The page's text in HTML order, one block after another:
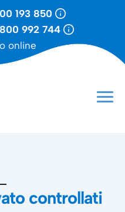
193 850
800 992 744
online
controllati